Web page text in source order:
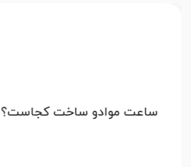
ساعت موادو ساخت کجاست؟